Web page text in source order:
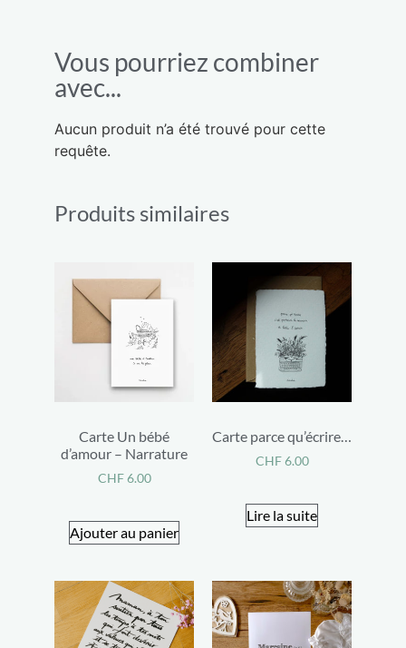
Vous pourriez combiner
avec...
Aucun produit n’a été trouvé pour cette
requête.
Produits similaires
Carte Un bébé
d’amour – Narrature
CHF6.00
Ajouter au panier
Carte parce qu’écrire…
CHF6.00
Lire la suite